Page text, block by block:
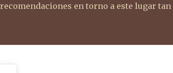
en torno a este lugar tan